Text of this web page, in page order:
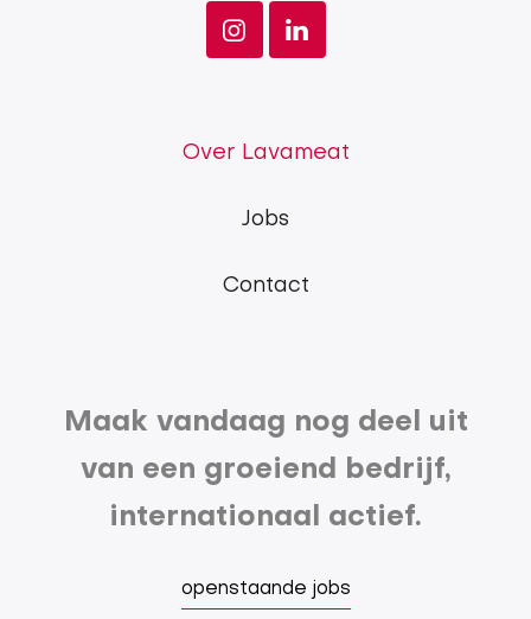
Lavameat
menu
Over Lavameat
Jobs
Contact
Maak vandaag nog deel uit
van een groeiend bedrijf,
internationaal actief.
openstaande jobs